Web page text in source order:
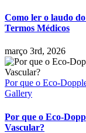
Como ler o laudo
Termos Médicos
março 3rd, 2026
Por que o Eco-
Gallery
Por que o Eco-
Vascular?